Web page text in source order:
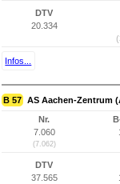
DTV
20.334
Infos...
B 57 AS Aachen-Zentrum
Nr.
7.060
(7.062)
DTV
37.565